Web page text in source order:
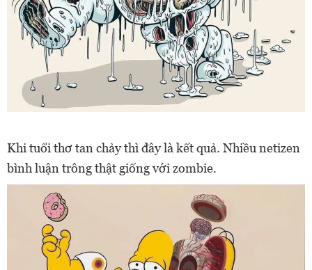
Khi tuổi thơ tan chảy thì đây là kết quả. Nhiều netizen
bình luận trông thật giống với zombie.